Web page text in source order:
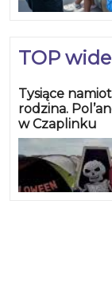
TOP
Tysiące
rodzina.
w Czaplinku